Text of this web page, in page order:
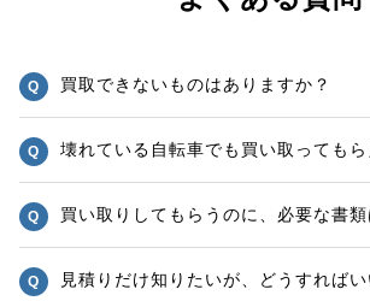
買取できないものはありますか？
壊れている自転車でも買い取ってもら
買い取りしてもらうのに、必要な書類
見積りだけ知りたいが、どうすればい